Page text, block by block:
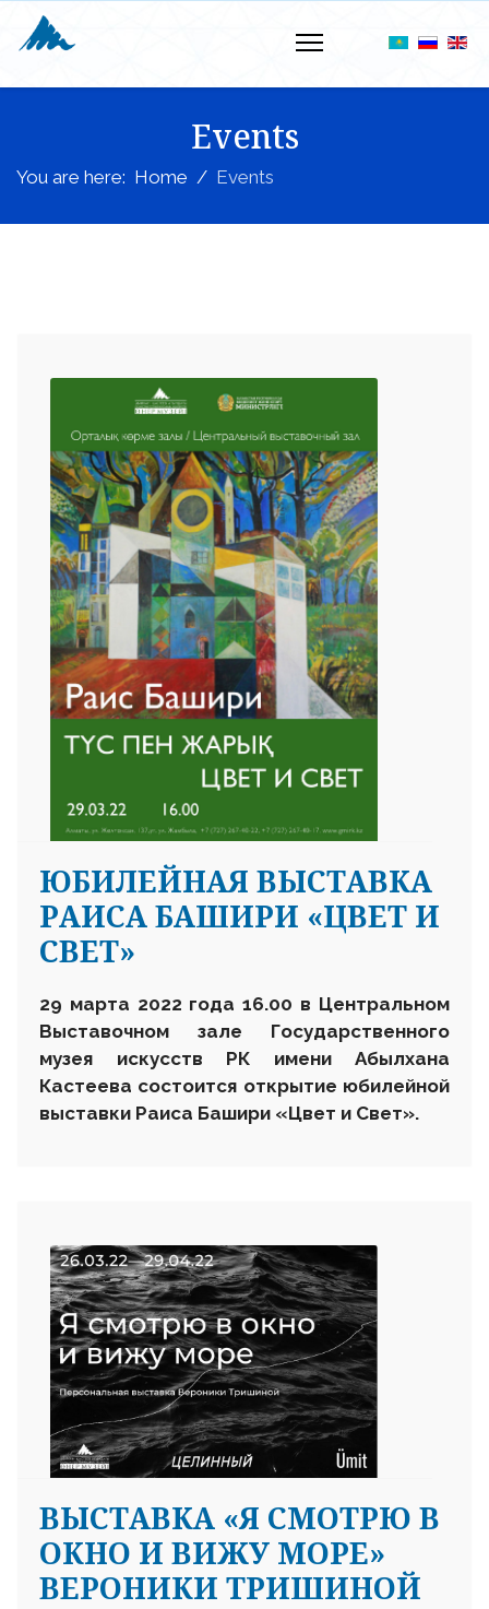
Events
You are here: Home Events
ЮБИЛЕЙНАЯ ВЫСТАВКА
РАИСА БАШИРИ «ЦВЕТ И
СВЕТ»
29 марта 2022 года 16.00 в Центральном
Выставочном зале Государственного
музея искусств РК имени Абылхана
Кастеева состоится открытие юбилейной
выставки Раиса Башири «Цвет и Свет».
ВЫСТАВКА «Я СМОТРЮ В
ОКНО И ВИЖУ МОРЕ»
ВЕРОНИКИ ТРИШИНОЙ